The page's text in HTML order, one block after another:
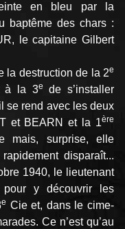
en bleu par la
baptême des chars :
le capi­taine Gilbert
la destruction de la 2e
à la 3e
de s’installer
se rend avec les deux
et BEARN et la 1ère
mais, surprise, elle
disparaît...
1940, le lieutenant
y découvrir les
e Cie et, dans le cime­
Ce n’est qu’au